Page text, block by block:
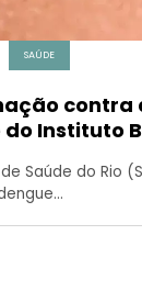
SAÚDE
contra
Instituto
Saúde do Rio